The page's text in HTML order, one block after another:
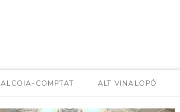
ALCOIA-COMPTAT ALT VINALOPÓ